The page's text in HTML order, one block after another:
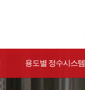
용도별 정수시스템